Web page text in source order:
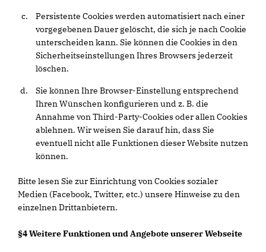
Persistente Cookies werden automatisiert nach einer
vorgegebenen Dauer gelöscht, die sich je nach Cookie
unterscheiden kann. Sie können die Cookies in den
Sicherheitseinstellungen Ihres Browsers jederzeit
löschen.
Sie können Ihre Browser-Einstellung entsprechend
Ihren Wünschen konfigurieren und z. B. die
Annahme von Third-Party-Cookies oder allen Cookies
ablehnen. Wir weisen Sie darauf hin, dass Sie
eventuell nicht alle Funktionen dieser Website nutzen
können.
Bitte lesen Sie zur Einrichtung von Cookies sozialer
Medien (Facebook, Twitter, etc.) unsere Hinweise zu den
einzelnen Drittanbietern.
§4 Weitere Funktionen und Angebote unserer Webseite